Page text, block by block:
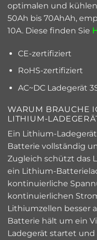
optimalen und
50Ah bis 70AhAh,
10A. Diese finden Sie
CE-zertifiziert
RoHS-zertifiziert
AC~DC Ladegerät
WARUM BRAUCHE
LITHIUM-
Ein Lithium-
Batterie vollständig
Zugleich schützt das
ein Lithium-
kontinuierliche
kontinuierlichen
Lithiumzellen besser
Batterie hält um ein
Ladegerät startet